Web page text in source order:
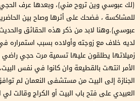
(لك عبوسي وين تروح مني)، وبعدها عرف
للمشاكسة ، فضحك على أثرها وصاح بين
عبوسي).وهنا لابد من ذكر هذه الحقائق والحديث
لديه خلاف مع زوجته وأولاده بسبب استمراره
زميلاتها يطلقون عليها تسمية مرت حجي راضي
الأمر انتهت بالقطيعة وان كانوا في نفس
الجنازة إلى البيت من مستشفى النعمان لم
العبيدي على فتح باب البيت أو الكراج وقالت لي